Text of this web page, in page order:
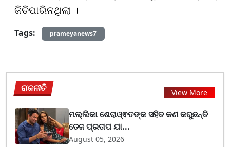
ଜିତିପାରିନଥିଲା ।
Tags:
prameyanews7
ରାଜନୀତି View More
ମଲ୍ଲିକା ଶେରାଓ୍ଵତଙ୍କ ସହିତ କଣ କରୁଛନ୍ତି
ତେଜ ପ୍ରତାପ ଯା...
August 05, 2026